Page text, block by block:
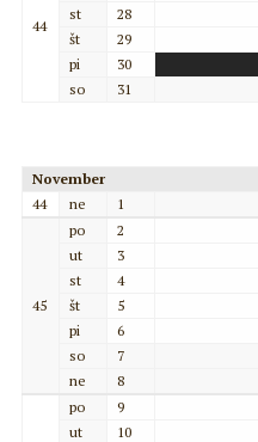
44
st
28
št
29
pi
30
so
31
November
44
ne 1
45
po
2
ut
3
st
4
št
5
pi
6
so
7
ne
8
po
9
ut
10